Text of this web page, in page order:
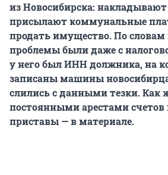
из Новосибирска:
присылают коммунальные
продать имущество. По словам
проблемы были даже с
у него был ИНН должника, на
записаны машины
слились с данными тезки. Как
постоянными арестами счетов
приставы — в материале.